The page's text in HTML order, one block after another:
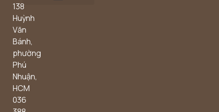
138
Huỳnh
Văn
Bánh,
phường
Phú
Nhuận,
HCM
036